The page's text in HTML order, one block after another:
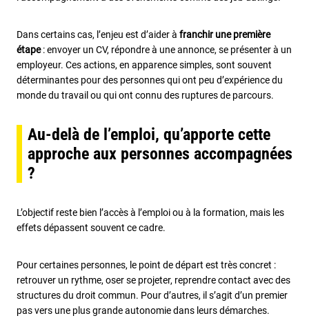
Dans certains cas, l’enjeu est d’aider à franchir une première
étape: envoyer un CV, répondre à une annonce, se présenter à un
employeur. Ces actions, en apparence simples, sont souvent
déterminantes pour des personnes qui ont peu d’expérience du
monde du travail ou qui ont connu des ruptures de parcours.
Au-delà de l’emploi, qu’apporte cette
approche aux personnes accompagnées
?
L’objectif reste bien l’accès à l’emploi ou à la formation, mais les
effets dépassent souvent ce cadre.
Pour certaines personnes, le point de départ est très concret :
retrouver un rythme, oser se projeter, reprendre contact avec des
structures du droit commun. Pour d’autres, il s’agit d’un premier
pas vers une plus grande autonomie dans leurs démarches.